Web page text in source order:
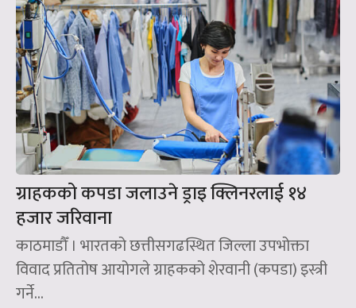
ग्राहकको कपडा जलाउने ड्राइ क्लिनरलाई १४
हजार जरिवाना
काठमाडौँ । भारतको छत्तीसगढस्थित जिल्ला उपभोक्ता
विवाद प्रतितोष आयोगले ग्राहकको शेरवानी (कपडा) इस्त्री
गर्ने...